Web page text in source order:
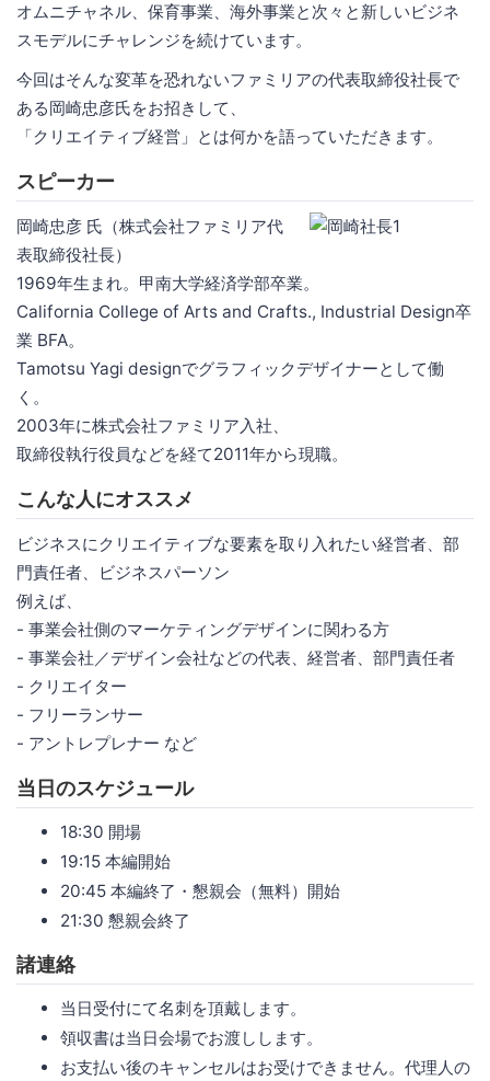
オムニチャネル、保育事業、海外事業と次々と新しいビジネ
スモデルにチャレンジを続けています。
今回はそんな変革を恐れないファミリアの代表取締役社長で
ある岡崎忠彦氏をお招きして、
「クリエイティブ経営」とは何かを語っていただきます。
スピーカー
岡崎忠彦 氏（株式会社ファミリア代
表取締役社長）
1969年生まれ。甲南大学経済学部卒業。
California College of Arts and Crafts., Industrial Design卒
業 BFA。
Tamotsu Yagi designでグラフィックデザイナーとして働
く。
2003年に株式会社ファミリア入社、
取締役執行役員などを経て2011年から現職。
こんな人にオススメ
ビジネスにクリエイティブな要素を取り入れたい経営者、部
門責任者、ビジネスパーソン
例えば、
- 事業会社側のマーケティングデザインに関わる方
- 事業会社／デザイン会社などの代表、経営者、部門責任者
- クリエイター
- フリーランサー
- アントレプレナー など
当日のスケジュール
18:30 開場
19:15 本編開始
20:45 本編終了・懇親会（無料）開始
21:30 懇親会終了
諸連絡
当日受付にて名刺を頂戴します。
領収書は当日会場でお渡しします。
お支払い後のキャンセルはお受けできません。代理人の